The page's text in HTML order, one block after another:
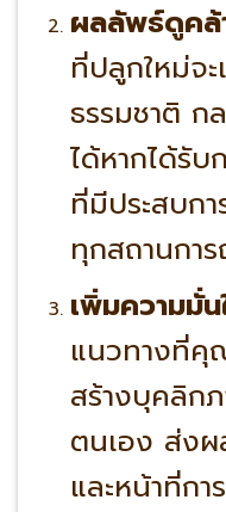
ผลลัพธ์ดูคล้
ที่ปลูกใหม่จ
ธรรมชาติ ก
ได้หากได้รั
ที่มีประสบก
ทุกสถานกา
เพิ่มความมั่น
แนวทางที่คุ
สร้างบุคลิก
ตนเอง ส่ง
และหน้าที่กา